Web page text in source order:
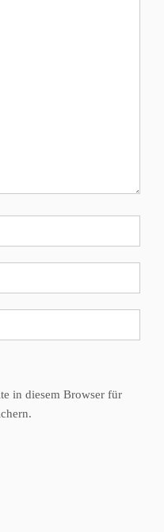
in diesem Browser für